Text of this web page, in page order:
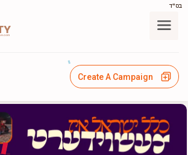
בס"ד
Create A Campaign